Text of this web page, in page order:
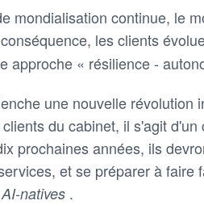
mondialisation continue, le
les clients
approche « résilience -
une nouvelle révolution
du cabinet, il s'agit
prochaines années, ils
et se préparer à faire
AI-natives .